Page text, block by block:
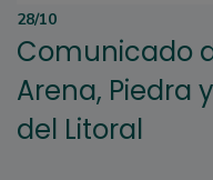
28/10
Comunicado
Arena, Piedra
del Litoral